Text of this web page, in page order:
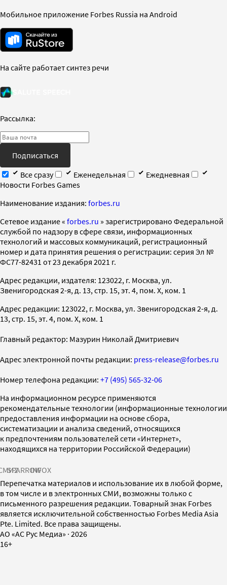
Мобильное приложение Forbes Russia на Android
На сайте работает синтез речи
Рассылка:
Подписаться
Все сразу
Еженедельная
Ежедневная
Новости Forbes Games
Наименование издания: forbes.ru
Cетевое издание « forbes.ru » зарегистрировано Федеральной
службой по надзору в сфере связи, информационных
технологий и массовых коммуникаций, регистрационный
номер и дата принятия решения о регистрации: серия Эл №
ФС77-82431 от 23 декабря 2021 г.
Адрес редакции, издателя: 123022, г. Москва, ул.
Звенигородская 2-я, д. 13, стр. 15, эт. 4, пом. X, ком. 1
Адрес редакции: 123022, г. Москва, ул. Звенигородская 2-я, д.
13, стр. 15, эт. 4, пом. X, ком. 1
Главный редактор: Мазурин Николай Дмитриевич
Адрес электронной почты редакции: press-release@forbes.ru
Номер телефона редакции: +7 (495) 565-32-06
На информационном ресурсе применяются
рекомендательные технологии (информационные технологии
предоставления информации на основе сбора,
систематизации и анализа сведений, относящихся
к предпочтениям пользователей сети «Интернет»,
находящихся на территории Российской Федерации)
SPARROWINFOX
Перепечатка материалов и использование их в любой форме,
в том числе и в электронных СМИ, возможны только с
письменного разрешения редакции. Товарный знак Forbes
является исключительной собственностью Forbes Media Asia
Pte. Limited. Все права защищены.
AO «АС Рус Медиа» · 2026
16+